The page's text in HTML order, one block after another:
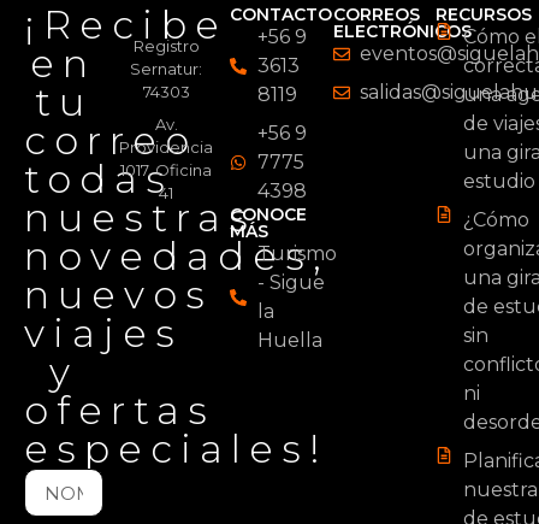
¡Recibe
en
tu
correo
todas
nuestras
novedades,
nuevos
viajes
y
ofertas
especiales!
Registro
Sernatur:
74303
Av.
Providencia
1017, Oficina
41
CONTACTO
+56 9
3613
8119
+56 9
7775
4398
CONOCE
MÁS
Turismo
- Sigue
la
Huella
CORREOS
ELECTRÓNICOS
RECURSOS
Cómo
una
de
una
estudio
¿Cómo
una
de
sin
ni
de